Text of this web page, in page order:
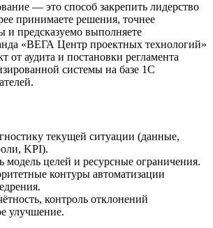
— это способ закрепить лидерство
принимаете решения, точнее
и предсказуемо выполняете
«ВЕГА Центр проектных технологий»
от аудита и постановки регламента
системы на базе 1С
текущей ситуации (данные,
KPI).
модель целей и ресурсные ограничения.
контуры автоматизации
контроль отклонений
улучшение.